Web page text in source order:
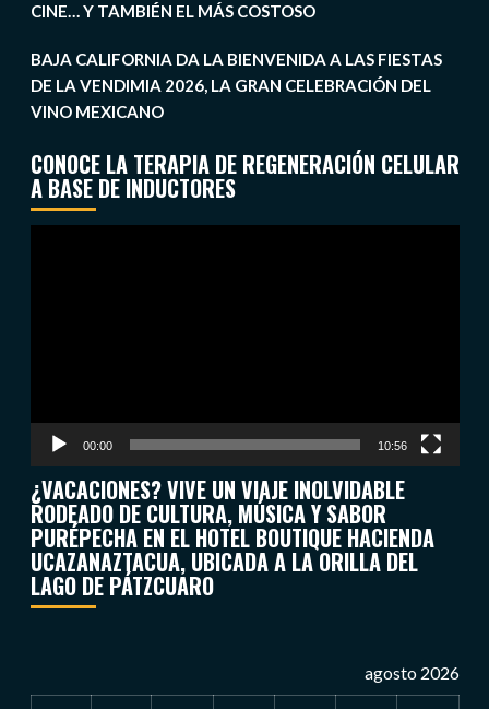
CINE… Y TAMBIÉN EL MÁS COSTOSO
BAJA CALIFORNIA DA LA BIENVENIDA A LAS FIESTAS
DE LA VENDIMIA 2026, LA GRAN CELEBRACIÓN DEL
VINO MEXICANO
CONOCE LA TERAPIA DE REGENERACIÓN CELULAR
A BASE DE INDUCTORES
00:00 10:56
¿VACACIONES? VIVE UN VIAJE INOLVIDABLE
RODEADO DE CULTURA, MÚSICA Y SABOR
PURÉPECHA EN EL HOTEL BOUTIQUE HACIENDA
UCAZANAZTACUA, UBICADA A LA ORILLA DEL
LAGO DE PÁTZCUARO
agosto 2026